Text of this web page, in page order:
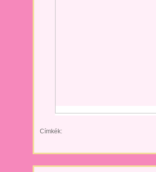
Címkék: